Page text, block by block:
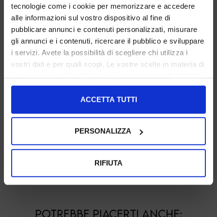
tecnologie come i cookie per memorizzare e accedere
alle informazioni sul vostro dispositivo al fine di
pubblicare annunci e contenuti personalizzati, misurare
gli annunci e i contenuti, ricercare il pubblico e sviluppare
i servizi. Avete la possibilità di scegliere chi utilizza i
vostri dati e per quali scopi. Le vostre scelte in materia di
in cui avete effettuato le vostre scelte. È possibile
modificare o revocare il proprio consenso in qualsiasi
momento dalla Dichiarazione sui cookie o facendo clic
Con il tuo consenso, vorremmo anche:
raccogliere informazioni sulla tua posizione
ACCETTA TUTTI
PERSONALIZZA
RIFIUTA
CUOIO FUCSIA VERDE BOSCO
POTREBBE PIACERTI ANCHE: